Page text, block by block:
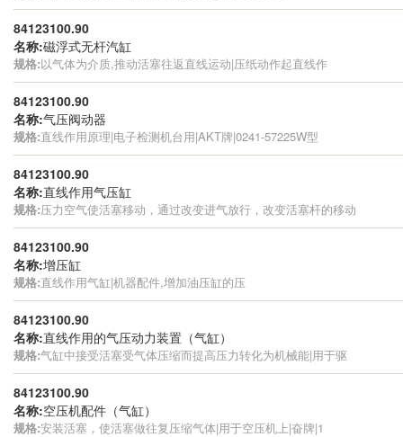
84123100.90
名称:磁浮式无杆汽缸
规格:以气体为介质,推动活塞往返直线运动|压纸动作起直线作
84123100.90
名称:气压阀动器
规格:直线作用原理|电子检测机台用|AKT牌|0241-57225W型
84123100.90
名称:直线作用气压缸
规格:压力空气使活塞移动，通过改变进气放行，改变活塞杆的移动
84123100.90
名称:增压缸
规格:直线作用气缸|机器配件,增加油压缸的压
84123100.90
名称:直线作用的气压动力装置（气缸）
规格:气缸中接受活塞受气体压缩而提高压力转化为机械能|用于驱
84123100.90
名称:空压机配件（气缸）
规格:安装活塞，使活塞做往复压缩气体|用于空压机上|奋牌|1